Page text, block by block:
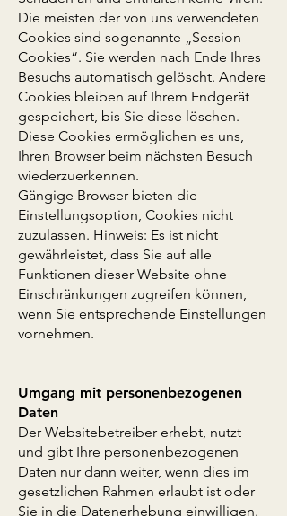
Die meisten der von uns verwendeten
Cookies sind sogenannte „Session-
Cookies“. Sie werden nach Ende Ihres
Besuchs automatisch gelöscht. Andere
Cookies bleiben auf Ihrem Endgerät
gespeichert, bis Sie diese löschen.
Diese Cookies ermöglichen es uns,
Ihren Browser beim nächsten Besuch
wiederzuerkennen.
Gängige Browser bieten die
Einstellungsoption, Cookies nicht
zuzulassen. Hinweis: Es ist nicht
gewährleistet, dass Sie auf alle
Funktionen dieser Website ohne
Einschränkungen zugreifen können,
wenn Sie entsprechende Einstellungen
vornehmen.
Umgang mit personenbezogenen
Daten
Der Websitebetreiber erhebt, nutzt
und gibt Ihre personenbezogenen
Daten nur dann weiter, wenn dies im
gesetzlichen Rahmen erlaubt ist oder
Sie in die Datenerhebung einwilligen.